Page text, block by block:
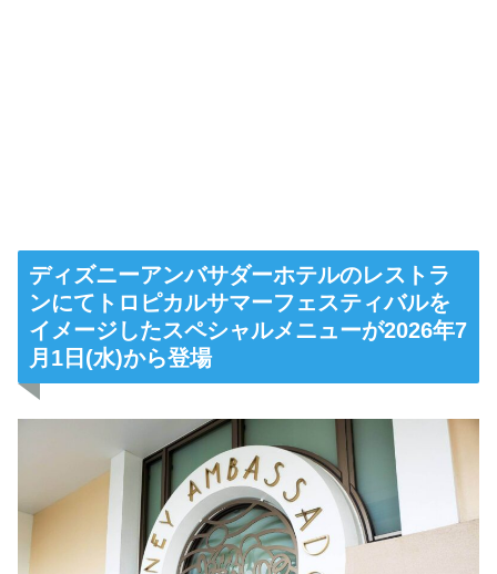
ディズニーアンバサダーホテルのレストラ
ンにてトロピカルサマーフェスティバルを
イメージしたスペシャルメニューが2026年7
月1日(水)から登場